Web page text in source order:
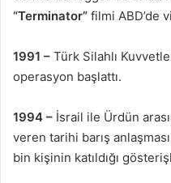
“Terminator” filmi ABD’de
1991 – Türk Silahlı
operasyon başlattı.
1994 – İsrail ile Ürdün
veren tarihi barış
bin kişinin katıldığı